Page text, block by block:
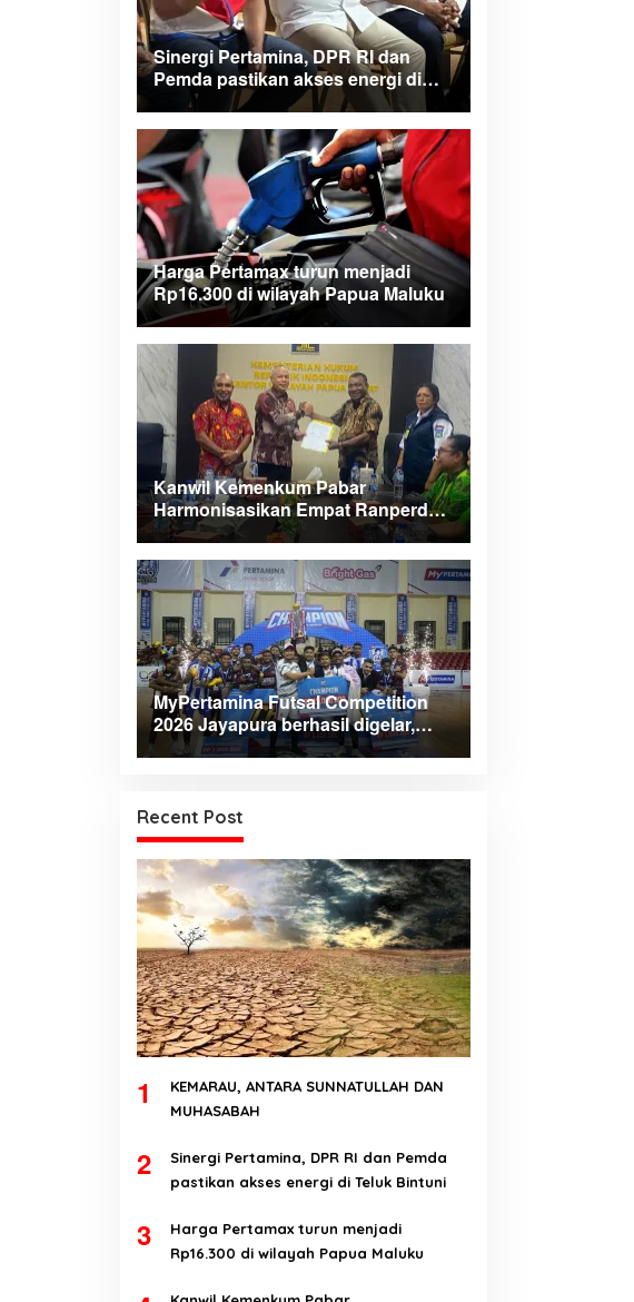
Sinergi Pertamina, DPR RI dan
Pemda pastikan akses energi di
Teluk Bintuni
Harga Pertamax turun menjadi
Rp16.300 di wilayah Papua Maluku
Kanwil Kemenkum Pabar
Harmonisasikan Empat Ranperda
Kabupaten Teluk Wondama
MyPertamina Futsal Competition
2026 Jayapura berhasil digelar,
dorong talenta muda berprestasi
Recent Post
1
KEMARAU, ANTARA SUNNATULLAH DAN
MUHASABAH
2
Sinergi Pertamina, DPR RI dan Pemda
pastikan akses energi di Teluk Bintuni
3
Harga Pertamax turun menjadi
Rp16.300 di wilayah Papua Maluku